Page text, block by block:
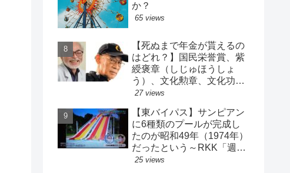
か？
65 views
【死ぬまで年金が貰えるの
はどれ？】国民栄誉賞、紫
綬褒章（しじゅほうしょ
う）、文化勲章、文化功労
者、芸術選奨…など【日本
27 views
【東バイパス】サンピアン
に6種類のプールが完成し
たのが昭和49年（1974年）
だったという～RKK「週刊
山崎くん」より
25 views